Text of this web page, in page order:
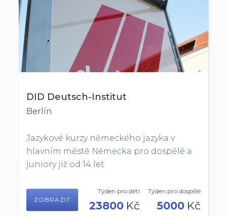
DID Deutsch-Institut
Berlín
Jazykové kurzy německého jazyka v
hlavním městě Německa pro dospělé a
juniory již od 14 let
ZOBRAZIT
Týden pro děti
23800 Kč
Týden pro dospělé
5000 Kč